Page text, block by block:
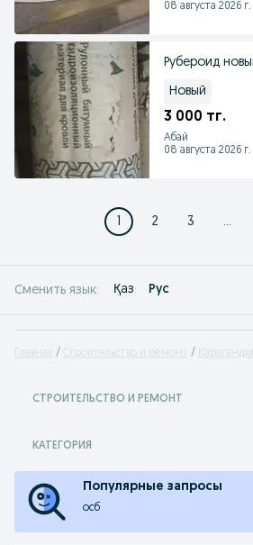
08 августа 2026 г.
Рубероид
Новый
3 000 тг.
Абай
08 августа 2026 г.
1 2 3 ...
Сменить язык: Қаз Рус
Главная Строительство и ремонт
СТРОИТЕЛЬСТВО И РЕМОНТ
КАТЕГОРИЯ
Популярные запросы
осб